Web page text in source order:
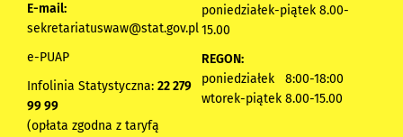
E-mail:
sekretariatuswaw@stat.gov.pl
e-PUAP
Infolinia Statystyczna: 22 279
99 99
(opłata zgodna z taryfą
poniedziałek-piątek 8.00-
15.00
REGON:
poniedziałek 8:00-18:00
wtorek-piątek 8.00-15.00